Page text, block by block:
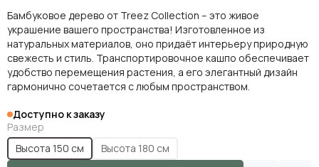
Бамбуковое дерево от Treez Collection – это живое
украшение вашего пространства! Изготовленное из
натуральных материалов, оно придаёт интерьеру природную
свежесть и стиль. Транспортировочное кашпо обеспечивает
удобство перемещения растения, а его элегантный дизайн
гармонично сочетается с любым пространством.
Доступно к заказу
Размер
Высота 150 см
Высота 180 см